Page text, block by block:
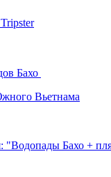
Бахо
Вьетнама